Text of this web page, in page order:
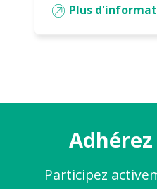
Plus
Participez